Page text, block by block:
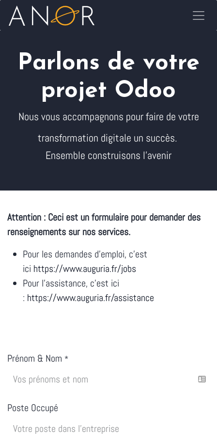
Se rendre au contenu
Parlons de votre
projet Odoo
Nous vous accompagnons pour faire de votre
transformation digitale un succès.
Ensemble construisons l'avenir
Attention : Ceci est un formulaire pour demander des
renseignements sur nos services.
Pour les demandes d'emploi, c'est
ici https://www.auguria.fr/jobs
Pour l'assistance, c'est ici
: https://www.auguria.fr/assistance
Prénom & Nom *
Poste Occupé